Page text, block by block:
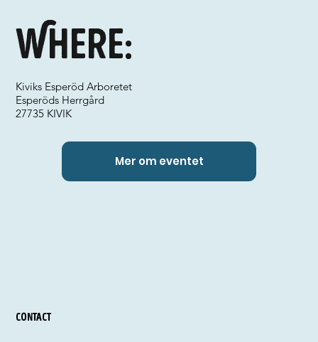
Where:
Kiviks Esperöd Arboretet
Esperöds Herrgård
27735 KIVIK
Mer om eventet
Contact